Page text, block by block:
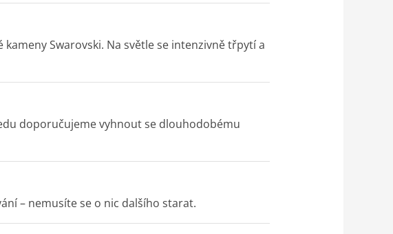
Swarovski. Na světle se intenzivně třpytí a
doporučujeme vyhnout se dlouhodobému
– nemusíte se o nic dalšího starat.